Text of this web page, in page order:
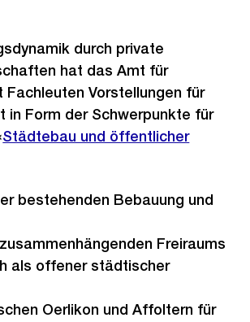
durch private
hat das Amt für
Vorstellungen für
in Form der Schwerpunkte für
Städtebau und öffentlicher
bestehenden Bebauung und
Freiraums
als offener städtischer
Oerlikon und Affoltern für